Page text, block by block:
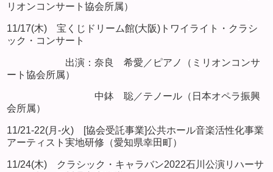
リオンコンサート協会所属）
11/17(木) 宝くじドリーム館(大阪)トワイライト・クラシ
ック・コンサート
出演：奈良 希愛／ピアノ（ミリオンコンサ
ート協会所属）
中鉢 聡／テノール（日本オペラ振興
会所属）
11/21-22(月-火) [協会受託事業]公共ホール音楽活性化事業
アーティスト実地研修（愛知県幸田町）
11/24(木) クラシック・キャラバン2022石川公演リハーサ